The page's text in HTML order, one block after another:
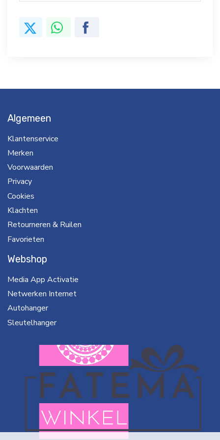
Algemeen
Klantenservice
Merken
Voorwaarden
Privacy
Cookies
Klachten
Retourneren & Ruilen
Favorieten
Webshop
Media App Activatie
Netwerken Internet
Autohanger
Sleutelhanger